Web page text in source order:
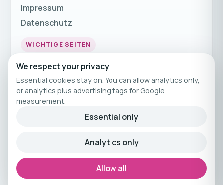
Impressum
Datenschutz
WICHTIGE SEITEN
Fitnessurlaub
Fitness Urlaub
Fitnessreisen
© 2026 Reiseathleten
Kuratiertes Fitnessreisen-Angebot von
Reiseathleten.
We respect your privacy
Essential cookies stay on. You can allow analytics only,
or analytics plus advertising tags for Google
measurement.
Essential only
Analytics only
Allow all